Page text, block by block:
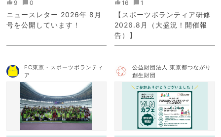
9 0
ニュースレター 2026年 8月
号を公開しています！
16 1
【スポーツボランティア研修
2026.8月（大盛況！開催報
告）】
FC東京・スポーツボランティ
ア
公益財団法人 東京都つながり
創生財団